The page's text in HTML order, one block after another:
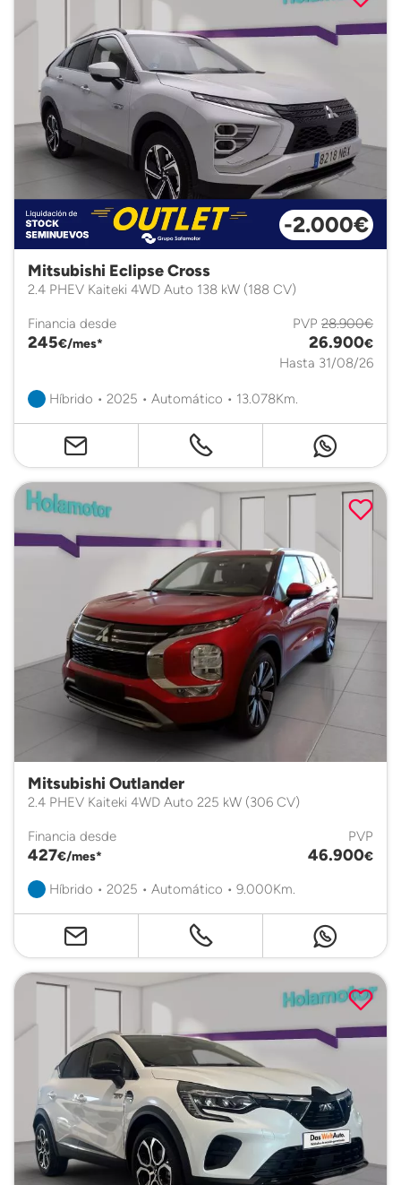
-2.000€
Mitsubishi Eclipse Cross
2.4 PHEV Kaiteki 4WD Auto 138 kW (188 CV)
Financia desde
245€/mes*
PVP 28.900€
26.900€
Hasta 31/08/26
Híbrido • 2025 • Automático • 13.078Km.
Mitsubishi Outlander
2.4 PHEV Kaiteki 4WD Auto 225 kW (306 CV)
Financia desde
427€/mes*
PVP
46.900€
Híbrido • 2025 • Automático • 9.000Km.